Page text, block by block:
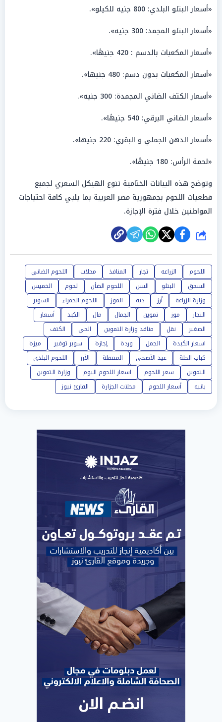
«أسعار البتلو البلدي: 800 جنيه للكيلو».
«أسعار البتلو المجمد: 300 جنيه».
«أسعار المكعبات بالدسم : 420 جنيهًا».
«أسعار المكعبات بدون دسم: 480 جنيها».
«أسعار الكتف الضاني المجمدة: 300 جنيه».
«أسعار الضاني البرقي: 540 جنيهًا».
«أسعار الدهن الجملي و البقري: 220 جنيها».
«لحمة الرأس: 180 جنيهًا».
وتوضح هذه البيانات الختامية تنوع الهيكل السعري لجميع
قطعيات اللحوم بجمهورية مصر العربية بما يلبي كافة احتياجات
المواطنين خلال فترة الإجازة.
شارك
اللحوم الزراعه تجار المنافذ محلات
اللحوم الضاني
السجق
البتلو السن اللحوم الضأن لحوم
الخميس
وزارة الزراعة
أرز دية الموز اللحوم الحمراء
السوبر
التجار
موز تموين الجمال مال الكبد
أسعار
الصغير
نقل منافذ وزارة التموين الحي
الكتف
اسعار الكبدة
الجمل وردة إجازة سوبر توفير
ميزة
كباب الحلة
عيد الأضحي المتنقلة الأرز
اللحوم البلدي
التموين
سعر اللحوم اسعار اللحوم اليوم
وزارة التموين
بانيه
أسعار اللحوم محلات الجزارة القارئ نيوز